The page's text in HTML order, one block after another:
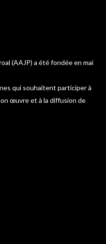
(AAJP) a été fondée en mai
qui souhaitent participer à
œuvre et à la diffusion de